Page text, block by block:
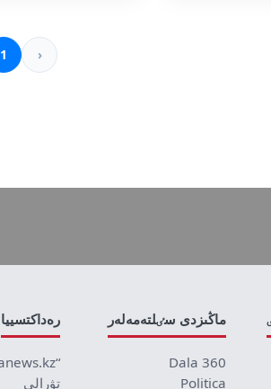
‹
1
ماڭىزدى سٸلتەمەلەر
Dala 360
Politica
رەداكتسييا
تۋرالى